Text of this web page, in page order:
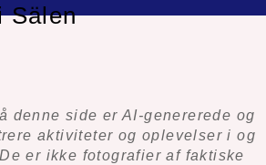
denne side er AI-genererede og
aktiviteter og oplevelser i og
er ikke fotografier af faktiske